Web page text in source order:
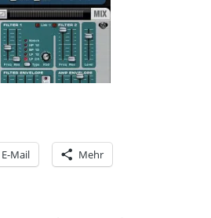
E-Mail Mehr